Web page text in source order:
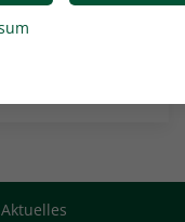
Aktuelles